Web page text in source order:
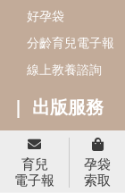
信誼幼兒文學獎
信誼兒童動畫獎
小袋鼠說故事劇團
信誼好好育兒
(02)2396-
育兒
電子報
孕袋
索取